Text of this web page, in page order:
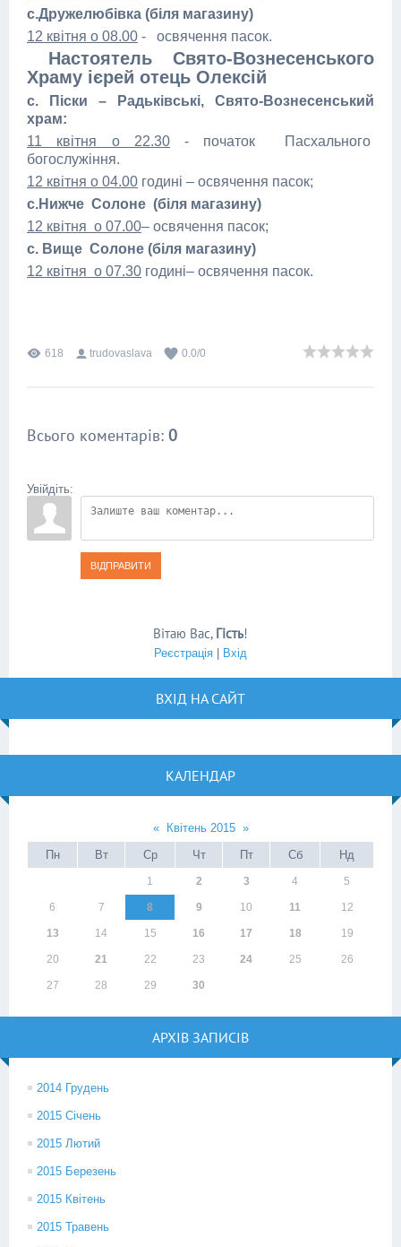
с.Дружелюбівка (біля магазину)
12 квітня о 08.00 - освячення пасок.
Настоятель Свято-Вознесенського
Храму ієрей отець Олексій
с. Піски – Радьківські, Свято-Вознесенський
храм:
11 квітня о 22.30- початок Пасхального
богослужіння.
12 квітня о 04.00 годині – освячення пасок;
с.Нижче Солоне (біля магазину)
12 квітня о 07.00– освячення пасок;
с. Вище Солоне (біля магазину)
12 квітня о 07.30 годині– освячення пасок.
618 trudovaslava 0.0/0
Всього коментарів: 0
Увійдіть:
ВІДПРАВИТИ
Вітаю Вас, Гість!
Реєстрація Вхід
ВХІД НА САЙТ
КАЛЕНДАР
« Квітень 2015 »
Пн
Вт Ср Чт Пт Сб Нд
1 2 3 4 5
6 7 8 9 10 11 12
13 14 15 16 17 18 19
20 21 22 23 24 25 26
27 28 29 30
АРХІВ ЗАПИСІВ
2014 Грудень
2015 Січень
2015 Лютий
2015 Березень
2015 Квітень
2015 Травень